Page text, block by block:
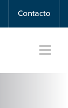
Contacto